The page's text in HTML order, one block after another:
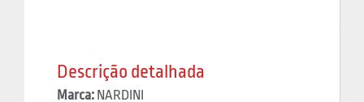
Descrição detalhada
Marca: NARDINI